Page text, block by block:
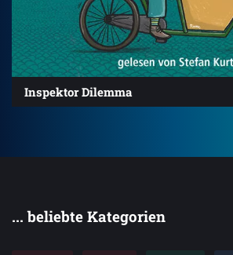
Inspektor Dilemma
... beliebte Kategorien